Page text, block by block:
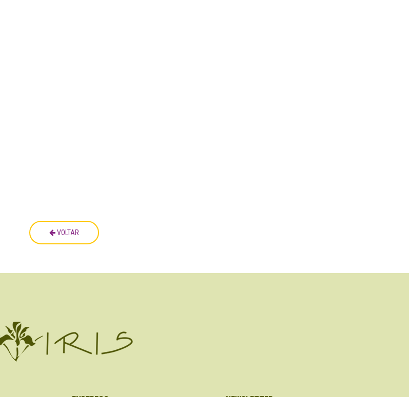
VOLTAR